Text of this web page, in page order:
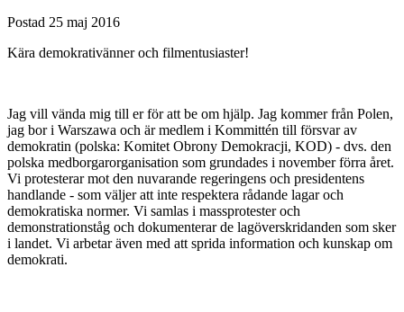
Postad 25 maj 2016
Kära demokrativänner och filmentusiaster!
Jag vill vända mig till er för att be om hjälp. Jag kommer från Polen,
jag bor i Warszawa och är medlem i Kommittén till försvar av
demokratin (polska: Komitet Obrony Demokracji, KOD) - dvs. den
polska medborgarorganisation som grundades i november förra året.
Vi protesterar mot den nuvarande regeringens och presidentens
handlande - som väljer att inte respektera rådande lagar och
demokratiska normer. Vi samlas i massprotester och
demonstrationståg och dokumenterar de lagöverskridanden som sker
i landet. Vi arbetar även med att sprida information och kunskap om
demokrati.